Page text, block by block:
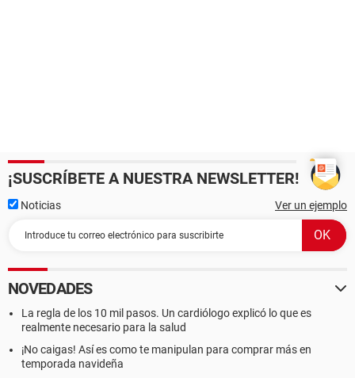
¡SUSCRÍBETE A NUESTRA NEWSLETTER!
Noticias Ver un ejemplo
NOVEDADES
La regla de los 10 mil pasos. Un cardiólogo explicó lo que es
realmente necesario para la salud
¡No caigas! Así es como te manipulan para comprar más en
temporada navideña